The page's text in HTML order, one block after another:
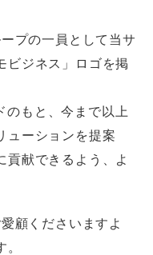
プの一員として当サ
ビジネス」ロゴを掲
のもと、今まで以上
ューションを提案
貢献できるよう、よ
顧くださいますよ